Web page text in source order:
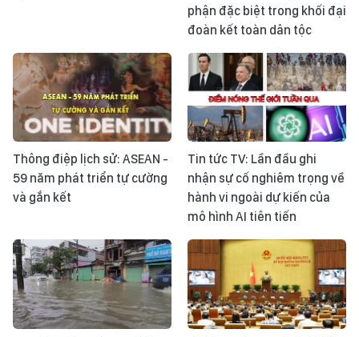
phận đặc biệt trong khối đại
đoàn kết toàn dân tộc
Thông điệp lịch sử: ASEAN -
59 năm phát triển tự cường
và gắn kết
Tin tức TV: Lần đầu ghi
nhận sự cố nghiêm trọng về
hành vi ngoài dự kiến của
mô hình AI tiên tiến